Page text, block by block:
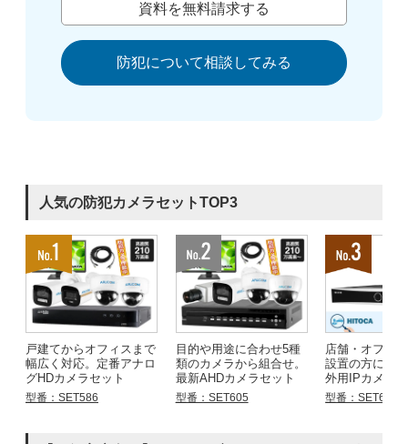
資料を無料請求する
防犯について相談してみる
人気の防犯カメラセットTOP3
戸建てからオフィスまで
幅広く対応。定番アナロ
グHDカメラセット
型番：SET586
目的や用途に合わせ5種
類のカメラから組合せ。
最新AHDカメラセット
型番：SET605
店舗・オフィ
設置の方にお
外用IPカメラ
型番：SET683